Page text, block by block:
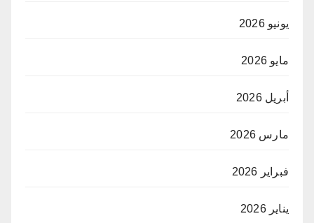
يونيو 2026
مايو 2026
أبريل 2026
مارس 2026
فبراير 2026
يناير 2026